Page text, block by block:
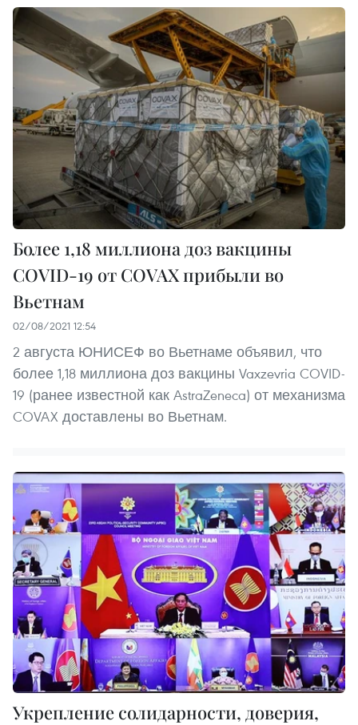
Более 1,18 миллиона доз вакцины
COVID-19 от COVAX прибыли во
Вьетнам
02/08/2021 12:54
2 августа ЮНИСЕФ во Вьетнаме объявил, что
более 1,18 миллиона доз вакцины Vaxzevria COVID-
19 (ранее известной как AstraZeneca) от механизма
COVAX доставлены во Вьетнам.
Укрепление солидарности, доверия,